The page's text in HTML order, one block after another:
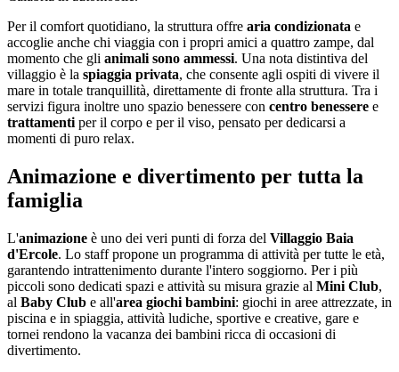
Per il comfort quotidiano, la struttura offre aria condizionata e
accoglie anche chi viaggia con i propri amici a quattro zampe, dal
momento che gli animali sono ammessi. Una nota distintiva del
villaggio è la spiaggia privata, che consente agli ospiti di vivere il
mare in totale tranquillità, direttamente di fronte alla struttura. Tra i
servizi figura inoltre uno spazio benessere con centro benessere e
trattamentiper il corpo e per il viso, pensato per dedicarsi a
momenti di puro relax.
Animazione e divertimento per tutta la
famiglia
L'animazione è uno dei veri punti di forza del Villaggio Baia
d'Ercole. Lo staff propone un programma di attività per tutte le età,
garantendo intrattenimento durante l'intero soggiorno. Per i più
piccoli sono dedicati spazi e attività su misura grazie al Mini Club,
al Baby Club e all'area giochi bambini: giochi in aree attrezzate, in
piscina e in spiaggia, attività ludiche, sportive e creative, gare e
tornei rendono la vacanza dei bambini ricca di occasioni di
divertimento.